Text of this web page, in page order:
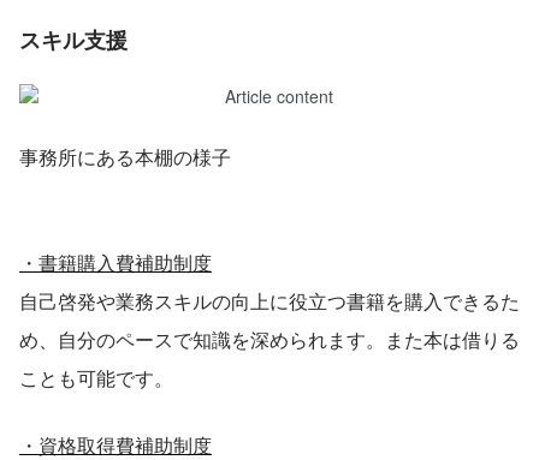
スキル支援
事務所にある本棚の様子
・書籍購入費補助制度
自己啓発や業務スキルの向上に役立つ書籍を購入できるた
め、自分のペースで知識を深められます。また本は借りる
ことも可能です。
・資格取得費補助制度